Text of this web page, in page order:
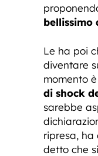
bellissimo
Le ha poi
diventare
momento
di shock
sarebbe
ripresa, ha
detto che